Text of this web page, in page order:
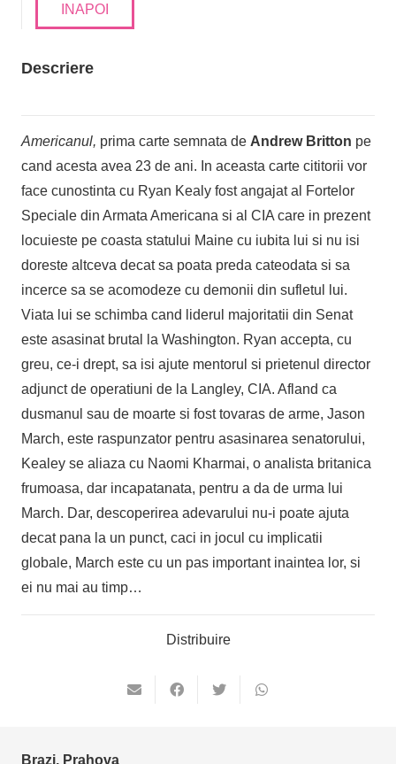
INAPOI
Descriere
Americanul, prima carte semnata de Andrew Britton pe
cand acesta avea 23 de ani. In aceasta carte cititorii vor
face cunostinta cu Ryan Kealy fost angajat al Fortelor
Speciale din Armata Americana si al CIA care in prezent
locuieste pe coasta statului Maine cu iubita lui si nu isi
doreste altceva decat sa poata preda cateodata si sa
incerce sa se acomodeze cu demonii din sufletul lui.
Viata lui se schimba cand liderul majoritatii din Senat
este asasinat brutal la Washington. Ryan accepta, cu
greu, ce-i drept, sa isi ajute mentorul si prietenul director
adjunct de operatiuni de la Langley, CIA. Afland ca
dusmanul sau de moarte si fost tovaras de arme, Jason
March, este raspunzator pentru asasinarea senatorului,
Kealey se aliaza cu Naomi Kharmai, o analista britanica
frumoasa, dar incapatanata, pentru a da de urma lui
March. Dar, descoperirea adevarului nu-i poate ajuta
decat pana la un punct, caci in jocul cu implicatii
globale, March este cu un pas important inaintea lor, si
ei nu mai au timp…
Distribuire
Brazi, Prahova